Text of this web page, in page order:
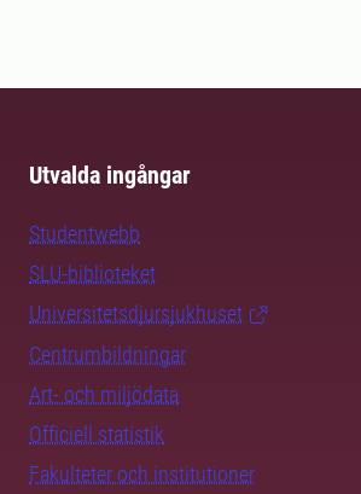
Utvalda ingångar
Studentwebb
SLU-biblioteket
Universitetsdjursjukhuset
Centrumbildningar
Art- och miljödata
Officiell statistik
Fakulteter och institutioner